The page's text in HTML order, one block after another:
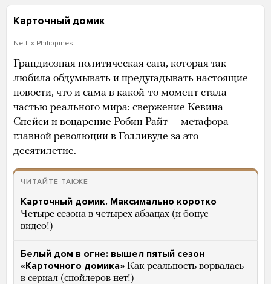
Карточный домик
Netflix Philippines
Грандиозная политическая сага, которая так
любила обдумывать и предугадывать настоящие
новости, что и сама в какой-то момент стала
частью реального мира: свержение Кевина
Спейси и воцарение Робин Райт — метафора
главной революции в Голливуде за это
десятилетие.
ЧИТАЙТЕ ТАКЖЕ
Карточный домик. Максимально коротко
Четыре сезона в четырех абзацах (и бонус —
видео!)
Белый дом в огне: вышел пятый сезон
«Карточного домика» Как реальность ворвалась
в сериал (спойлеров нет!)